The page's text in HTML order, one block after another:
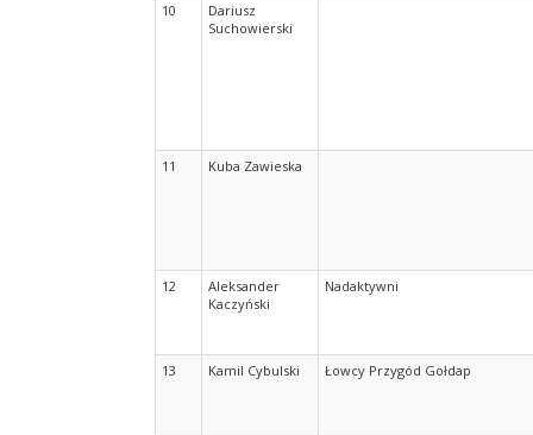
10
Dariusz
Suchowierski
11 Kuba Zawieska
12
Aleksander
Kaczyński
Nadaktywni
13 Kamil Cybulski Łowcy Przygód Gołdap